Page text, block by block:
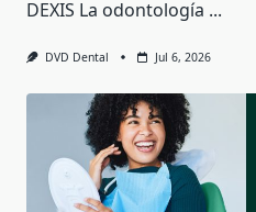
DEXIS La odontología ...
DVD Dental Jul 6, 2026